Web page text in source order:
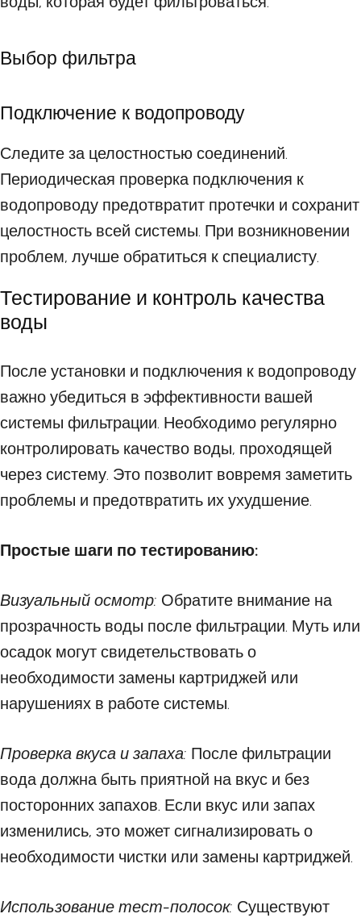
Выбор фильтра
Подключение к водопроводу
Следите за целостностью соединений.
Периодическая проверка подключения к
водопроводу предотвратит протечки и сохранит
целостность всей системы. При возникновении
проблем, лучше обратиться к специалисту.
Тестирование и контроль качества
воды
После установки и подключения к водопроводу
важно убедиться в эффективности вашей
системы фильтрации. Необходимо регулярно
контролировать качество воды, проходящей
через систему. Это позволит вовремя заметить
проблемы и предотвратить их ухудшение.
Простые шаги по тестированию:
Визуальный осмотр: Обратите внимание на
прозрачность воды после фильтрации. Муть или
осадок могут свидетельствовать о
необходимости замены картриджей или
нарушениях в работе системы.
Проверка вкуса и запаха: После фильтрации
вода должна быть приятной на вкус и без
посторонних запахов. Если вкус или запах
изменились, это может сигнализировать о
необходимости чистки или замены картриджей.
Использование тест-полосок: Существуют